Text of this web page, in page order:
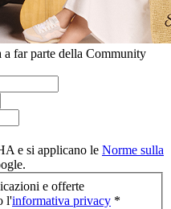
a far parte della Community
e si applicano le Norme sulla
e offerte
l'informativa privacy *